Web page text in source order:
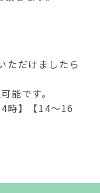
ただけましたら
能です。
時】【14～16